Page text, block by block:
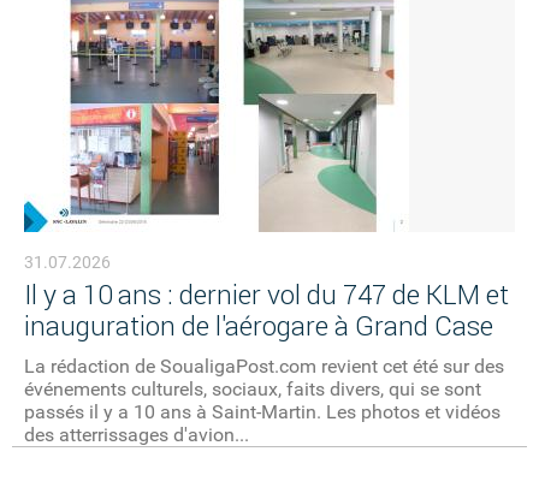
31.07.2026
Il y a 10 ans : dernier vol du 747 de KLM et
inauguration de l'aérogare à Grand Case
La rédaction de SoualigaPost.com revient cet été sur des
événements culturels, sociaux, faits divers, qui se sont
passés il y a 10 ans à Saint-Martin. Les photos et vidéos
des atterrissages d'avion...